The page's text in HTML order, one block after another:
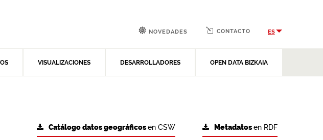
VISUALIZACIONES DESARROLLADORES OPEN DATA BIZKAIA
NOVEDADES CONTACTO ES
Metadatosen RDF
Catálogo datos geográficosen CSW